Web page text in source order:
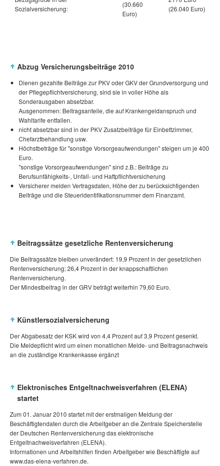
Sozialversicherung:
(30.660
Euro)
(26.040 Euro)
Abzug Versicherungsbeiträge 2010
Dienen gezahlte Beiträge zur PKV oder GKV der Grundversorgung und
der Pflegepflichtversicherung, sind sie in voller Höhe als
Sonderausgaben absetzbar.
Ausgenommen: Beitragsanteile, die auf Krankengeldanspruch und
Wahltarife entfallen.
nicht absetzbar sind in der PKV Zusatzbeiträge für Einbettzimmer,
Chefarztbehandlung usw.
Höchstbeträge für "sonstige Vorsorgeaufwendungen" steigen um je 400
Euro.
"sonstige Vorsorgeaufwendungen" sind z.B.: Beiträge zu
Berufsunfähigkeits-, Unfall- und Haftpflichtversicherung
Versicherer melden Vertragsdaten, Höhe der zu berücksichtigenden
Beiträge und die Steueridentifikationsnummer dem Finanzamt.
Beitragssätze gesetzliche Rentenversicherung
Die Beitragssätze bleiben unverändert: 19,9 Prozent in der gesetzlichen
Rentenversicherung; 26,4 Prozent in der knappschaftlichen
Rentenversicherung.
Der Mindestbeitrag in der GRV beträgt weiterhin 79,60 Euro.
Künstlersozialversicherung
Der Abgabesatz der KSK wird von 4,4 Prozent auf 3,9 Prozent gesenkt.
Die Meldepflicht wird um einen monatlichen Melde- und Beitragsnachweis
an die zuständige Krankenkasse ergänzt
Elektronisches Entgeltnachweisverfahren (ELENA)
startet
Zum 01. Januar 2010 startet mit der erstmaligen Meldung der
Beschäftigtendaten durch die Arbeitgeber an die Zentrale Speicherstelle
der Deutschen Rentenversicherung das elektronische
Entgeltnachweisverfahren (ELENA).
Informationen und Arbeitshilfen finden Arbeitgeber wie Beschäftigte auf
www.das-elena-verfahren.de.